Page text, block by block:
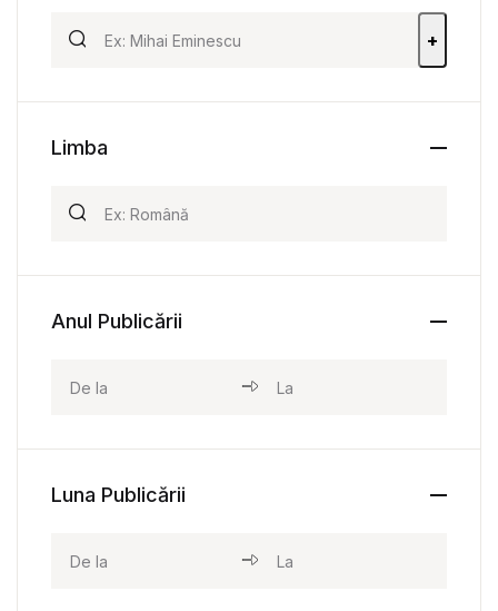
+
Limba
Anul Publicării
Luna Publicării